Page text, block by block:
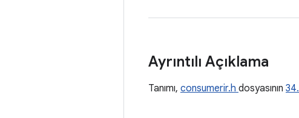
Ayrıntılı Açıklama
Tanımı, consumerir.h dosyasının 34.